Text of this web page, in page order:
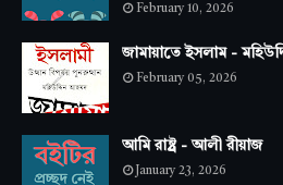
February 10, 2026
জামায়াতে ইসলাম -
February 05, 2026
আমি রাষ্ট্র - আলী রীয়াজ
January 23, 2026